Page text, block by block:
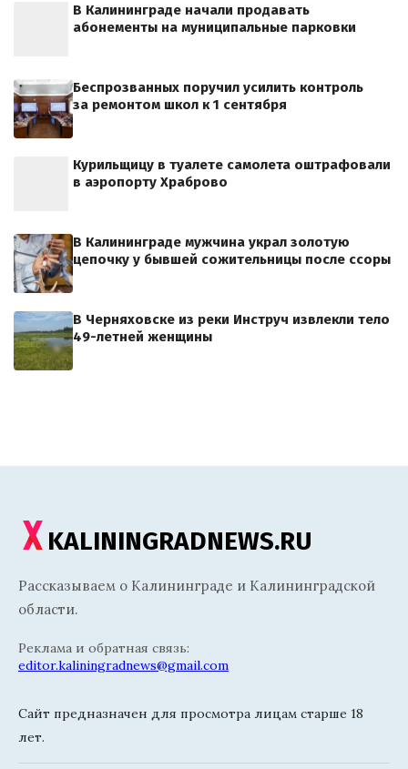
В Калининграде начали продавать
абонементы на муниципальные парковки
Беспрозванных поручил усилить контроль
за ремонтом школ к 1 сентября
Курильщицу в туалете самолета оштрафовали
в аэропорту Храброво
В Калининграде мужчина украл золотую
цепочку у бывшей сожительницы после ссоры
В Черняховске из реки Инструч извлекли тело
49-летней женщины
KALININGRADNEWS.RU
Рассказываем о Калининграде и Калининградской
области.
Реклама и обратная связь:
editor.kaliningradnews@gmail.com
Сайт предназначен для просмотра лицам старше 18
лет.